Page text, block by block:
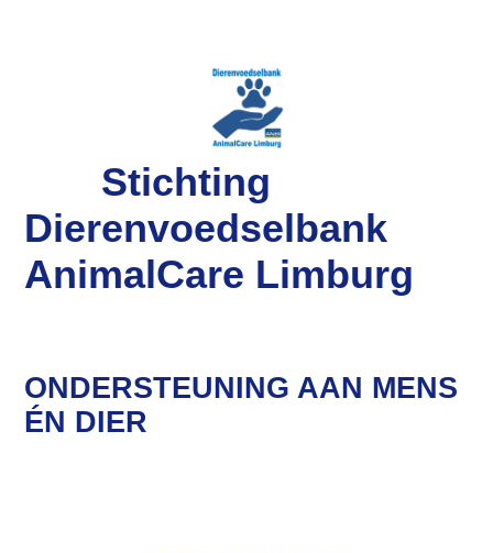
Stichting
Dierenvoedselbank
AnimalCare Limburg
ONDERSTEUNING AAN MENS
ÉN DIER